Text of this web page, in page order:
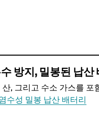
방지, 밀봉된 납산
산, 그리고 수소 가스를 포
수성 밀봉 납산 배터리